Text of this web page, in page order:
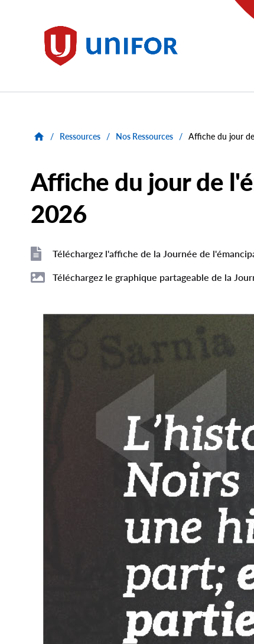
Unifor
/ Ressources / Nos Ressources / Affiche du jour
Affiche du jour de
2026
File
File
Téléchargez l'affiche de la Journée de
Téléchargez le graphique partageable de la